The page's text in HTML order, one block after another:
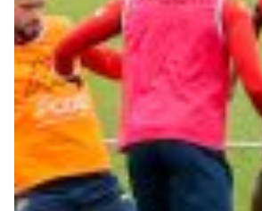
Party
Outlet
Helan x Genoa
Isolani x Genoa